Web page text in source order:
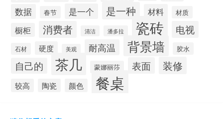
数据 春节 是一个 是一种 材料 材质
橱柜 消费者 清洁 潘多拉 瓷砖 电视
石材 硬度 美观 耐高温 背景墙 胶水
自己的 茶几 蒙娜丽莎 表面 装修
较高 陶瓷 颜色 餐桌